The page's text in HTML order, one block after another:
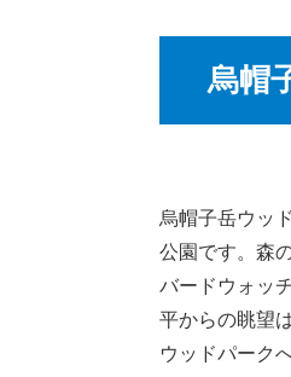
烏帽
烏帽子岳ウッ
公園です。森
バードウォッ
平からの眺望
ウッドパーク